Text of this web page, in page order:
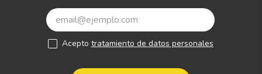
Acepto tratamiento de datos personales